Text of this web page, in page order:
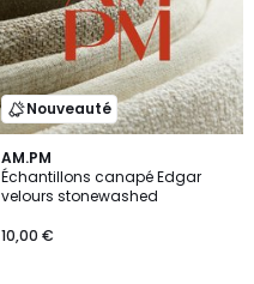
Nouveauté
AM.PM
Échantillons canapé Edgar
velours stonewashed
10,00 €